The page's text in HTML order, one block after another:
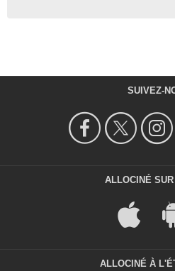
SUIVEZ-
ALLOCINÉ
ALLOCINÉ À